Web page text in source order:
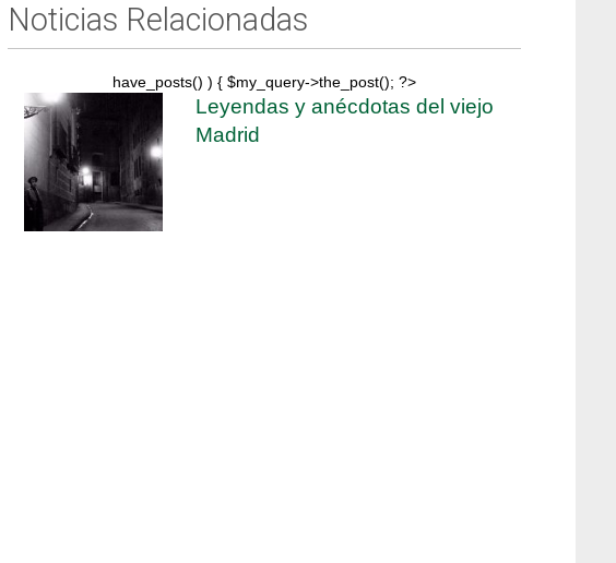
Noticias Relacionadas
have_posts() ) { $my_query->the_post(); ?>
Leyendas y anécdotas del viejo
Madrid